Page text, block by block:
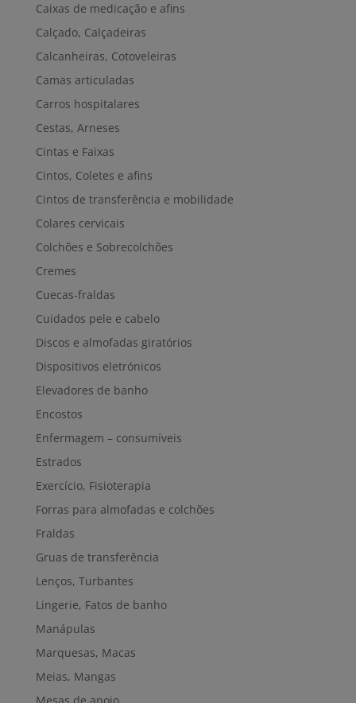
Caixas de medicação e afins
Calçado, Calçadeiras
Calcanheiras, Cotoveleiras
Camas articuladas
Carros hospitalares
Cestas, Arneses
Cintas e Faixas
Cintos, Coletes e afins
Cintos de transferência e mobilidade
Colares cervicais
Colchões e Sobrecolchões
Cremes
Cuecas-fraldas
Cuidados pele e cabelo
Discos e almofadas giratórios
Dispositivos eletrónicos
Elevadores de banho
Encostos
Enfermagem – consumíveis
Estrados
Exercício, Fisioterapia
Forras para almofadas e colchões
Fraldas
Gruas de transferência
Lenços, Turbantes
Lingerie, Fatos de banho
Manápulas
Marquesas, Macas
Meias, Mangas